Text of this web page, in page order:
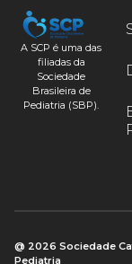
A SCP é uma das
filiadas da
Sociedade
Brasileira de
Pediatria (SBP).
@ 2026 Sociedade
Pediatria